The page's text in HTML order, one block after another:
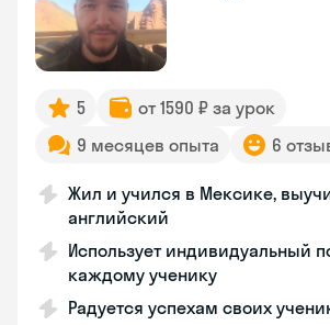
5
от 1590 ₽ за урок
9 месяцев опыта
6
Жил и учился в Мексике,
английский
Использует индивидуальный
каждому ученику
Радуется успехам своих